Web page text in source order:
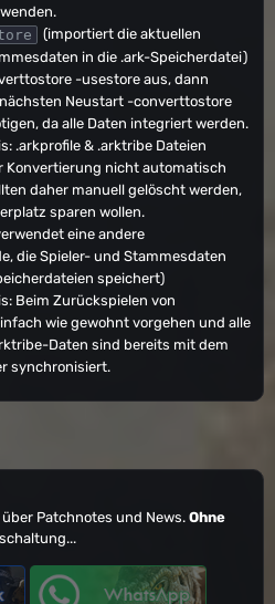
(importiert die aktuellen
in die .ark-Speicherdatei)
-usestore aus, dann
Neustart -converttostore
da alle Daten integriert werden.
.arkprofile & .arktribe Dateien
Konvertierung nicht automatisch
daher manuell gelöscht werden,
sparen wollen.
eine andere
die Spieler- und Stammesdaten
speichert)
Beim Zurückspielen von
wie gewohnt vorgehen und alle
Daten sind bereits mit dem
synchronisiert.
Patchnotes und News. Ohne